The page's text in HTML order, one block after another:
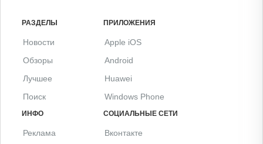
РАЗДЕЛЫ
Новости
Обзоры
Лучшее
Поиск
ПРИЛОЖЕНИЯ
Apple iOS
Android
Huawei
Windows Phone
ИНФО
Реклама
СОЦИАЛЬНЫЕ СЕТИ
Вконтакте